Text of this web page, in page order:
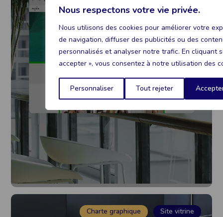
Nous respectons votre vie privée.
Nous utilisons des cookies pour améliorer votre
de navigation, diffuser des publicités ou des
personnalisés et analyser notre trafic. En cliquant
accepter », vous consentez à notre utilisation des
Personnaliser Tout rejeter
FADEN
Voir le projet
Charte graphique Site vitrine